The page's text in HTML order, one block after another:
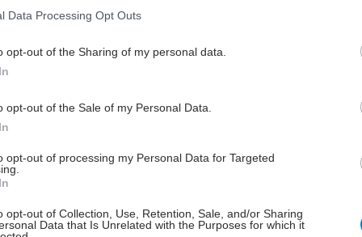
Data Processing Opt Outs
opt-out of the Sharing of my personal data.
opt-out of the Sale of my Personal Data.
opt-out of processing my Personal Data for Targeted
opt-out of Collection, Use, Retention, Sale, and/or Sharing
Data that Is Unrelated with the Purposes for which it
υγιεινά σνακ αντί για πατατάκια
για την παχυσαρκία: Σημαντική απώλεια βάρους
Mazdutide την εβδομάδα
και υγεία: Τι δείχνουν οι νέες μελέτες